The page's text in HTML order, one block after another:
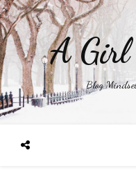
A Girl
Blog